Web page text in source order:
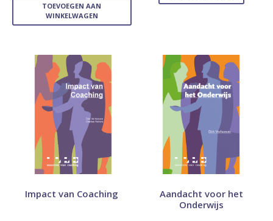
TOEVOEGEN AAN
WINKELWAGEN
Impact van Coaching
Aandacht voor het
Onderwijs